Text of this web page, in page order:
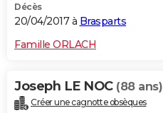
Décès
20/04/2017 à Brasparts
Famille ORLACH
Joseph LE NOC (88 ans)
Créer une cagnotte obsèques